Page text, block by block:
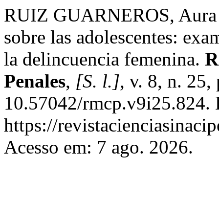
RUIZ GUARNEROS,
sobre las adolescentes:
la delincuencia femenina.
Penales, [S. l.], v. 8, n.
10.57042/rmcp.v9i25.824.
https://
Acesso em: 7 ago. 2026.